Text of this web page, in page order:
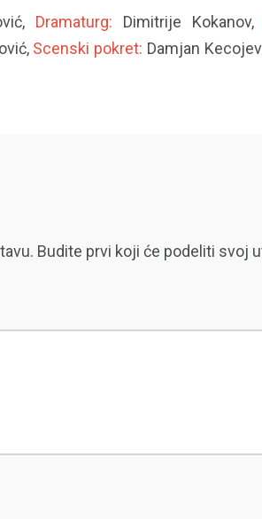
Dramaturg: Dimitrije Kokanov,
Scenski pokret: Damjan
Budite prvi koji će podeliti svoj